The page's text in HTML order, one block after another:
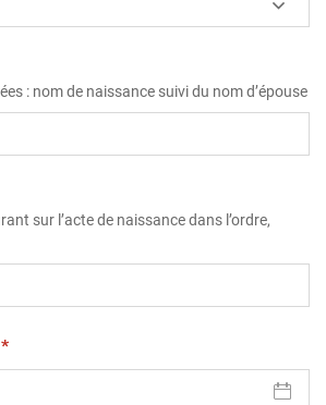
: nom de naissance suivi du nom d’épouse
sur l’acte de naissance dans l’ordre,
(obligatoire)
*